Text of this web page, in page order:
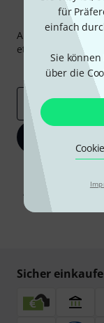
für
einfach
Sie
über die
Abonniere den
etwas Glück einen
E-Mail-Adresse
Mit Klick auf
Werbung und
Abmeldung ist
Sicher